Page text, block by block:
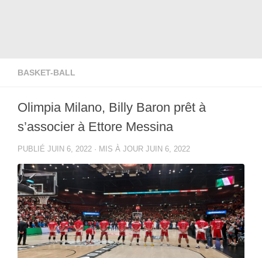
BASKET-BALL
Olimpia Milano, Billy Baron prêt à
s’associer à Ettore Messina
PUBLIÉ JUIN 6, 2022 · MIS À JOUR JUIN 6, 2022